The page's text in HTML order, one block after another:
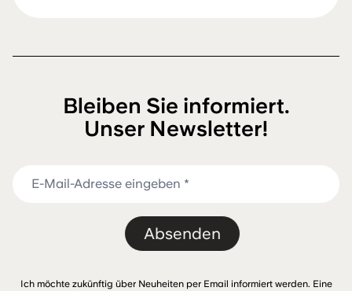
Bleiben Sie informiert.
Unser Newsletter!
Absenden
Ich möchte zukünftig über Neuheiten per Email informiert werden. Eine